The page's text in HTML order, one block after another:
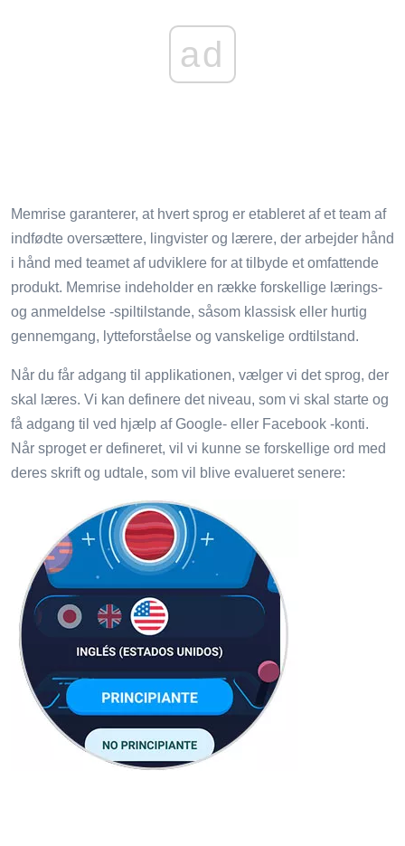
ad
Memrise garanterer, at hvert sprog er etableret af et team af
indfødte oversættere, lingvister og lærere, der arbejder hånd
i hånd med teamet af udviklere for at tilbyde et omfattende
produkt. Memrise indeholder en række forskellige lærings-
og anmeldelse -spiltilstande, såsom klassisk eller hurtig
gennemgang, lytteforståelse og vanskelige ordtilstand.
Når du får adgang til applikationen, vælger vi det sprog, der
skal læres. Vi kan definere det niveau, som vi skal starte og
få adgang til ved hjælp af Google- eller Facebook -konti.
Når sproget er defineret, vil vi kunne se forskellige ord med
deres skrift og udtale, som vil blive evalueret senere: